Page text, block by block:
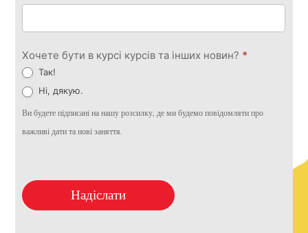
Хочете бути в курсі курсів та інших новин? *
Так!
Ні, дякую.
Ви будете підписані на нашу розсилку, де ми будемо повідомляти про
важливі дати та нові заняття.
Надіслати